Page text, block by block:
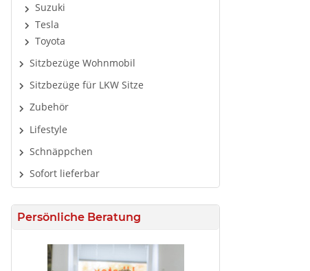
Suzuki
Tesla
Toyota
Sitzbezüge Wohnmobil
Sitzbezüge für LKW Sitze
Zubehör
Lifestyle
Schnäppchen
Sofort lieferbar
Persönliche Beratung